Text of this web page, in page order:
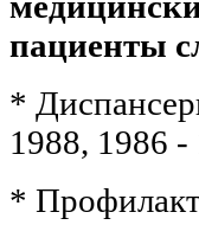
пациенты
*
1988, 1986 -
*